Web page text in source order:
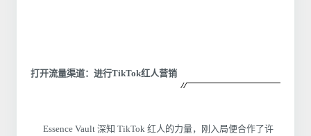
打开流量渠道：进行TikTok红人营销
Essence Vault 深知 TikTok 红人的力量，刚入局便合作了许